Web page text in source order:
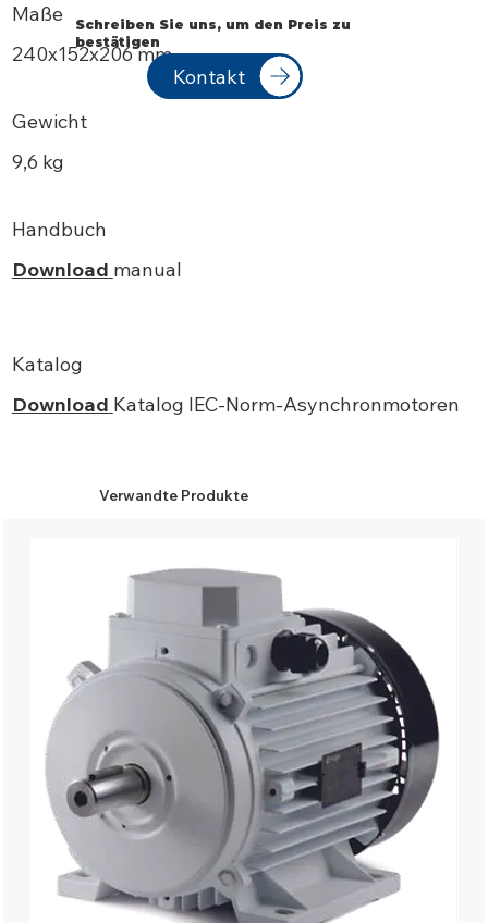
Maße
240х152x206 mm
Gewicht
9,6 kg
Handbuch
Download manual
Katalog
Download Katalog IEC-Norm-Asynchronmotoren
Schreiben Sie uns, um den Preis zu
bestätigen
Kontakt
Verwandte Produkte